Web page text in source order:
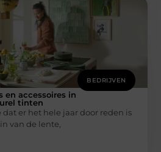
BEDRIJVEN
en accessoires in
tinten
er het hele jaar door reden is
van de lente,